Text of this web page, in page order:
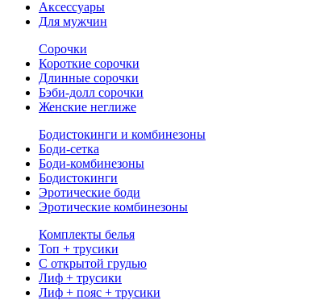
Аксессуары
Для мужчин
Сорочки
Короткие сорочки
Длинные сорочки
Бэби-долл сорочки
Женские неглиже
Бодистокинги и комбинезоны
Боди-сетка
Боди-комбинезоны
Бодистокинги
Эротические боди
Эротические комбинезоны
Комплекты белья
Топ + трусики
С открытой грудью
Лиф + трусики
Лиф + пояс + трусики